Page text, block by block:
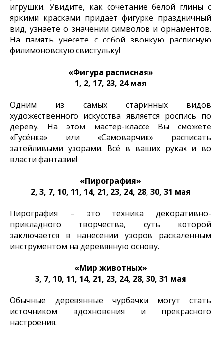
игрушки. Увидите, как сочетание белой глины с
яркими красками придает фигурке праздничный
вид, узнаете о значении символов и орнаментов.
На память унесете с собой звонкую расписную
филимоновскую свистульку!
«Фигура расписная»
1, 2, 17, 23, 24 мая
Одним из самых старинных видов
художественного искусства является роспись по
дереву. На этом мастер-классе Вы сможете
«Гусёнка» или «Самоварчик» расписать
затейливыми узорами. Всё в ваших руках и во
власти фантазии!
«Пирография»
2, 3, 7, 10, 11, 14, 21, 23, 24, 28, 30, 31 мая
Пирография – это техника декоративно-
прикладного творчества, суть которой
заключается в нанесении узоров раскаленным
инструментом на деревянную основу.
«Мир животных»
3, 7, 10, 11, 14, 21, 23, 24, 28, 30, 31 мая
Обычные деревянные чурбачки могут стать
источником вдохновения и прекрасного
настроения.